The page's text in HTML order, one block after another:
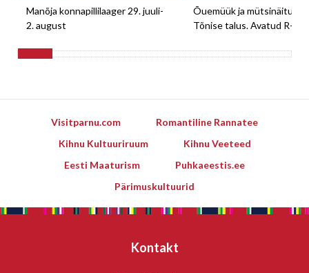
Manõja konnapillilaager 29. juuli-
2. august
Õuemüük ja mütsinäitus
Tõnise talus. Avatud R-E
Visitparnu.com
Romantiline Rannatee
Kihnu Kultuuriruum
Kihnu Veeteed
Eesti Maaturism
Puhkaeestis.ee
Pärimuskultuurid
Kontakt